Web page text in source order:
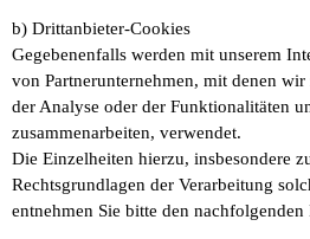
b) Drittanbieter-Cookies
Gegebenenfalls werden mit unserem
von Partnerunternehmen, mit denen
der Analyse oder der Funktionalitäten
zusammenarbeiten, verwendet.
Die Einzelheiten hierzu, insbesondere
Rechtsgrundlagen der Verarbeitung
entnehmen Sie bitte den